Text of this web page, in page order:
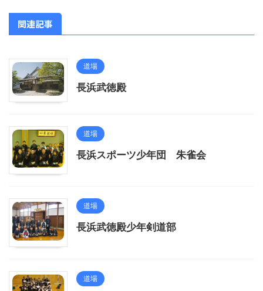
関連記事
道場
長浜武徳殿
道場
長浜スポーツ少年団 朱雀会
道場
長浜武徳殿少年剣道部
道場